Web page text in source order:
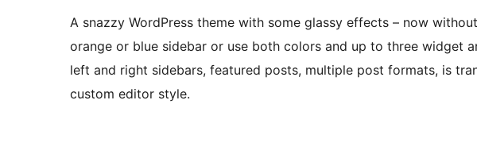
A snazzy WordPress theme with some glassy effects – now
orange or blue sidebar or use both colors and up to three widget
left and right sidebars, featured posts, multiple post formats, is
custom editor style.